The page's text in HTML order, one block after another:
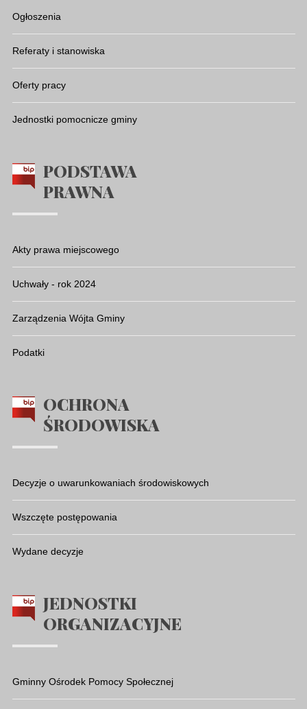
Ogłoszenia
Referaty i stanowiska
Oferty pracy
Jednostki pomocnicze gminy
PODSTAWA
PRAWNA
Akty prawa miejscowego
Uchwały - rok 2024
Zarządzenia Wójta Gminy
Podatki
OCHRONA
ŚRODOWISKA
Decyzje o uwarunkowaniach środowiskowych
Wszczęte postępowania
Wydane decyzje
JEDNOSTKI
ORGANIZACYJNE
Gminny Ośrodek Pomocy Społecznej